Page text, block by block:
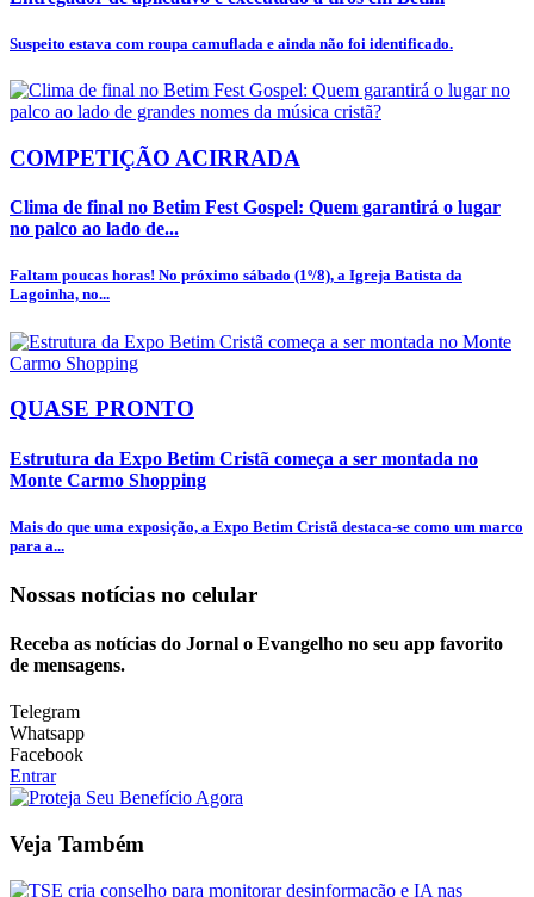
Suspeito estava com roupa camuflada e ainda não foi identificado.
COMPETIÇÃO ACIRRADA
Clima de final no Betim Fest Gospel: Quem garantirá o lugar
no palco ao lado de...
Faltam poucas horas! No próximo sábado (1º/8), a Igreja Batista da
Lagoinha, no...
QUASE PRONTO
Estrutura da Expo Betim Cristã começa a ser montada no
Monte Carmo Shopping
Mais do que uma exposição, a Expo Betim Cristã destaca-se como um marco
para a...
Nossas notícias no celular
Receba as notícias do Jornal o Evangelho no seu app favorito
de mensagens.
Telegram
Whatsapp
Facebook
Entrar
Veja Também